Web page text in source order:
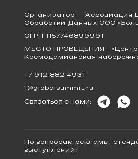
Организатор — Ассоциация
Обработки Данных ООО
ОГРН 1157746899991
МЕСТО ПРОВЕДЕНИЯ - «Центр
Космодамианская
+7 912 882 4931
1@globalsummit.ru
Связаться с нами:
По вопросам рекламы,
выступлений: